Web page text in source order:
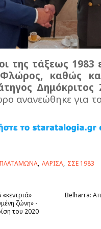
της τάξεως 1983
καθώς
Δημόκριτος
ανανεώθηκε για
ΛΑΡΙΣΑ ΣΣΕ 1983
Belharra:
ζώνη» -
του 2020